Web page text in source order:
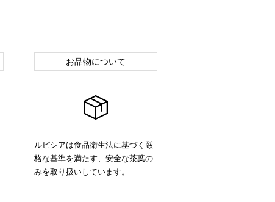
お品物について
ルピシアは食品衛生法に基づく厳
格な基準を満たす、安全な茶葉の
みを取り扱いしています。